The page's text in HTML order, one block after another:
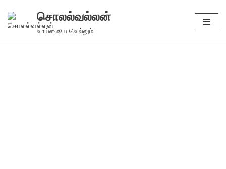
Skip
சொலல்வல்லன்
வாய்மையே வெல்லும்